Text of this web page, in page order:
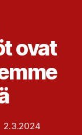
ovat
2.3.2024